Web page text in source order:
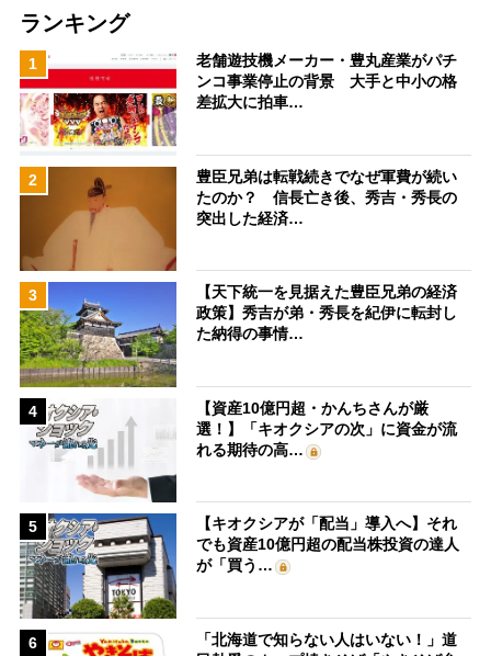
ランキング
1
老舗遊技機メーカー・豊丸産業がパチ
ンコ事業停止の背景 大手と中小の格
差拡大に拍車…
2
豊臣兄弟は転戦続きでなぜ軍費が続い
たのか？ 信長亡き後、秀吉・秀長の
突出した経済…
3
【天下統一を見据えた豊臣兄弟の経済
政策】秀吉が弟・秀長を紀伊に転封し
た納得の事情…
4
【資産10億円超・かんちさんが厳
選！】「キオクシアの次」に資金が流
れる期待の高…
5
【キオクシアが「配当」導入へ】それ
でも資産10億円超の配当株投資の達人
が「買う…
6
「北海道で知らない人はいない！」道